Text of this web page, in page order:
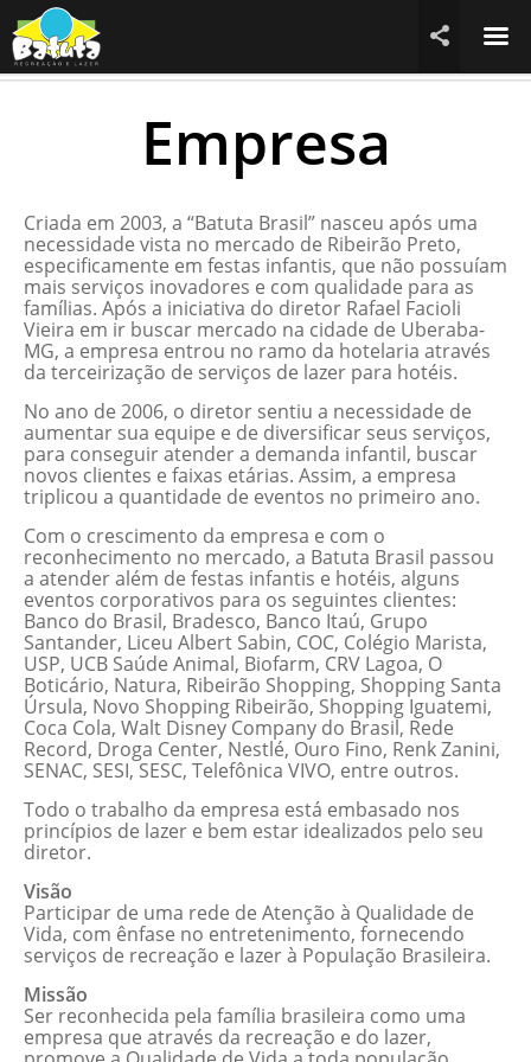
☰

Empresa
Criada em 2003, a “Batuta Brasil” nasceu após uma
necessidade vista no mercado de Ribeirão Preto,
especificamente em festas infantis, que não possuíam
mais serviços inovadores e com qualidade para as
famílias. Após a iniciativa do diretor Rafael Facioli
Vieira em ir buscar mercado na cidade de Uberaba-
MG, a empresa entrou no ramo da hotelaria através
da terceirização de serviços de lazer para hotéis.
No ano de 2006, o diretor sentiu a necessidade de
aumentar sua equipe e de diversificar seus serviços,
para conseguir atender a demanda infantil, buscar
novos clientes e faixas etárias. Assim, a empresa
triplicou a quantidade de eventos no primeiro ano.
Com o crescimento da empresa e com o
reconhecimento no mercado, a Batuta Brasil passou
a atender além de festas infantis e hotéis, alguns
eventos corporativos para os seguintes clientes:
Banco do Brasil, Bradesco, Banco Itaú, Grupo
Santander, Liceu Albert Sabin, COC, Colégio Marista,
USP, UCB Saúde Animal, Biofarm, CRV Lagoa, O
Boticário, Natura, Ribeirão Shopping, Shopping Santa
Úrsula, Novo Shopping Ribeirão, Shopping Iguatemi,
Coca Cola, Walt Disney Company do Brasil, Rede
Record, Droga Center, Nestlé, Ouro Fino, Renk Zanini,
SENAC, SESI, SESC, Telefônica VIVO, entre outros.
Todo o trabalho da empresa está embasado nos
princípios de lazer e bem estar idealizados pelo seu
diretor.
Visão
Participar de uma rede de Atenção à Qualidade de
Vida, com ênfase no entretenimento, fornecendo
serviços de recreação e lazer à População Brasileira.
Missão
Ser reconhecida pela família brasileira como uma
empresa que através da recreação e do lazer,